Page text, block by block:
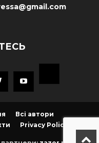
Всі автори
Privacy Policy